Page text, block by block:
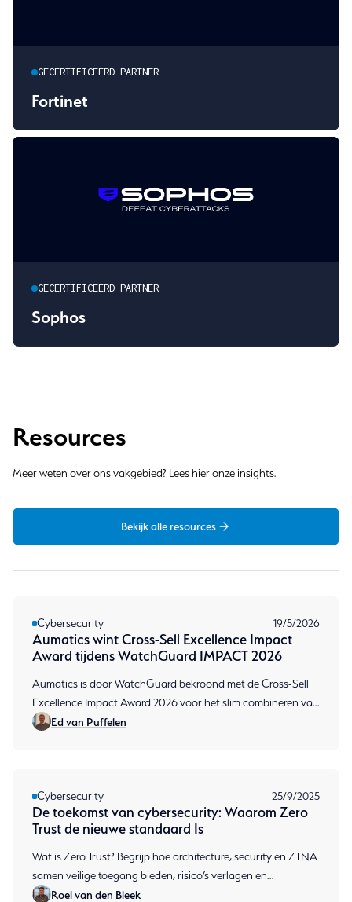
GECERTIFICEERD PARTNER
Fortinet
GECERTIFICEERD PARTNER
Sophos
Resources
Meer weten over ons vakgebied? Lees hier onze insights.
Bekijk alle resources
Cybersecurity 19/5/2026
Aumatics wint Cross-Sell Excellence Impact
Award tijdens WatchGuard IMPACT 2026
Aumatics is door WatchGuard bekroond met de Cross-Sell
Excellence Impact Award 2026 voor het slim combineren van
security-oplossingen.
Ed van Puffelen
Cybersecurity 25/9/2025
De toekomst van cybersecurity: Waarom Zero
Trust de nieuwe standaard Is
Wat is Zero Trust? Begrijp hoe architecture, security en ZTNA
samen veilige toegang bieden, risico’s verlagen en
compliance en productiviteit verbeteren.
Roel van den Bleek